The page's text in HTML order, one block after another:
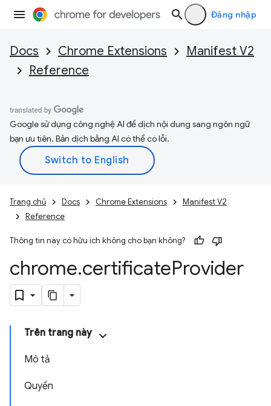
Đăng nhập
Docs Chrome Extensions
Manifest V2
Reference
Google sử dụng công nghệ AI để dịch nội dung sang ngôn ngữ
bạn ưu tiên. Bản dịch bằng AI có thể có lỗi.
Trang chủ Docs Chrome Extensions
Manifest V2
Reference
Thông tin này có hữu ích không cho bạn không?
chrome.certificateProvider
Trên trang này
Mô tả
Quyền